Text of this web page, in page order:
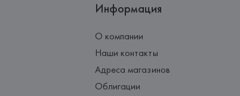
Информация
О компании
Наши контакты
Адреса магазинов
Облигации